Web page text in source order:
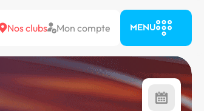
Nos clubs Mon compte MENU